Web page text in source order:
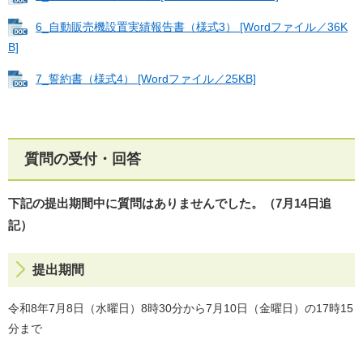
6_自動販売機設置実績報告書（様式3） [Wordファイル／36K
B]
7_誓約書（様式4） [Wordファイル／25KB]
質問の受付・回答
下記の提出期間中に質問はありませんでした。（7月14日追
記）
提出期間
令和8年7月8日（水曜日）8時30分から7月10日（金曜日）の17時15
分まで